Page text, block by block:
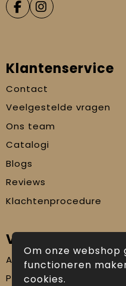
Klantenservice
Contact
Veelgestelde vragen
Ons team
Catalogi
Blogs
Reviews
Klachtenprocedure
Veilig winkelen
Algemene voorwaarden
Privacyverklaring
Om onze
functioneren
cookies.